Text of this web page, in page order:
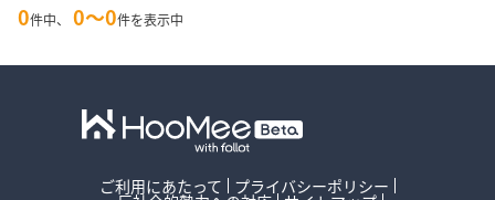
0件中、 0〜0件を表示中
ご利用にあたって プライバシーポリシー